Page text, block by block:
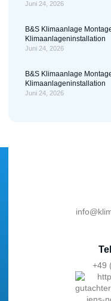
Juni 24, 2026
B&S Klimaanlage
Klimaanlageninstallation
Juni 24, 2026
B&S Klimaanlage
Klimaanlageninstallation
Juni 24, 2026
+49